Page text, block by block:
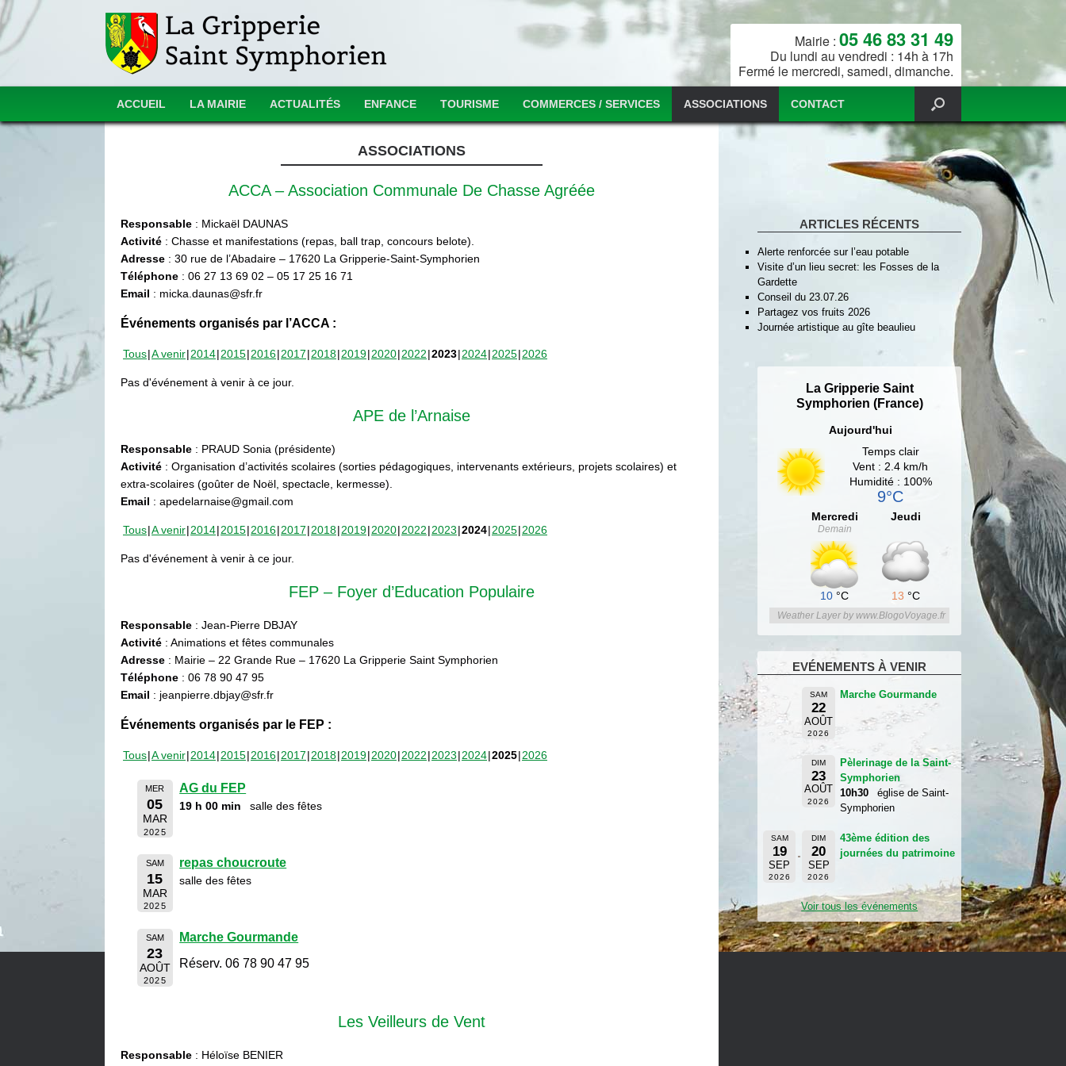
Mairie : 05 46 83 31 49
Du lundi au vendredi : 14h à 17h
Fermé le mercredi, samedi, dimanche.
ACCUEIL LA MAIRIE ACTUALITÉS ENFANCE TOURISME COMMERCES / SERVICES ASSOCIATIONS CONTACT
ASSOCIATIONS
ACCA – Association Communale De Chasse Agréée
Responsable : Mickaël DAUNAS
Activité : Chasse et manifestations (repas, ball trap, concours belote).
Adresse : 30 rue de l’Abadaire – 17620 La Gripperie-Saint-Symphorien
Téléphone : 06 27 13 69 02 – 05 17 25 16 71
Email : micka.daunas@sfr.fr
Événements organisés par l’ACCA :
Tous A venir 2014 2015 2016 2017 2018 2019 2020 2022 2023 2024 2025 2026
Pas d'événement à venir à ce jour.
APE de l’Arnaise
Responsable : PRAUD Sonia (présidente)
Activité : Organisation d’activités scolaires (sorties pédagogiques, intervenants extérieurs, projets scolaires) et
extra-scolaires (goûter de Noël, spectacle, kermesse).
Email : apedelarnaise@gmail.com
Tous A venir 2014 2015 2016 2017 2018 2019 2020 2022 2023 2024 2025 2026
Pas d'événement à venir à ce jour.
FEP – Foyer d’Education Populaire
Responsable : Jean-Pierre DBJAY
Activité : Animations et fêtes communales
Adresse : Mairie – 22 Grande Rue – 17620 La Gripperie Saint Symphorien
Téléphone : 06 78 90 47 95
Email : jeanpierre.dbjay@sfr.fr
Événements organisés par le FEP :
Tous A venir 2014 2015 2016 2017 2018 2019 2020 2022 2023 2024 2025 2026
MER
05
MAR
2025
AG du FEP
19 h 00 min salle des fêtes
SAM
15
MAR
2025
repas choucroute
salle des fêtes
SAM
23
AOÛT
2025
Marche Gourmande
Réserv. 06 78 90 47 95
Les Veilleurs de Vent
Responsable : Héloïse BENIER
ARTICLES RÉCENTS
Alerte renforcée sur l’eau potable
Visite d’un lieu secret: les Fosses de la
Gardette
Conseil du 23.07.26
Partagez vos fruits 2026
Journée artistique au gîte beaulieu
La Gripperie Saint
Symphorien (France)
Aujourd'hui
Temps clair
Vent : 2.4 km/h
Humidité : 100%
9°C
Mercredi
Demain
10 °C
Jeudi
13 °C
Weather Layer by www.BlogoVoyage.fr
EVÉNEMENTS À VENIR
SAM
22
AOÛT
2026
Marche Gourmande
DIM
23
AOÛT
2026
Pèlerinage de la Saint-
Symphorien
10h30
église de Saint-
Symphorien
SAM
19
SEP
2026
DIM
20
SEP
2026
43ème édition des
journées du patrimoine
Voir tous les événements